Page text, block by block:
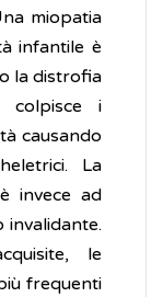
miopatia
infantile è
la distrofia
colpisce i
causando
La
invece ad
invalidante.
le
frequenti